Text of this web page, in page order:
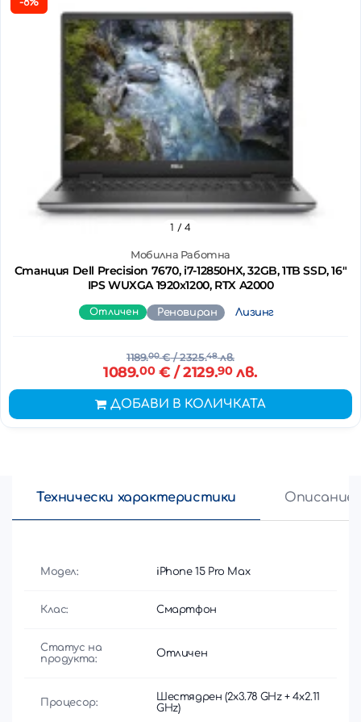
Мобилна Работна
Станция Dell Precision 7670, i7-12850HX, 32GB, 1TB SSD, 16"
IPS WUXGA 1920x1200, RTX A2000
1 / 4
Отличен Реновиран Лизинг
1189.00€/ 2325.48лв.
1089.00€ / 2129.90лв.
ДОБАВИ В КОЛИЧКАТА
Технически характеристики Описание
Модел: iPhone 15 Pro Max
Клас: Смартфон
Статус на
продукта:
Отличен
Процесор:
Шестядрен (2x3.78 GHz + 4x2.11
GHz)